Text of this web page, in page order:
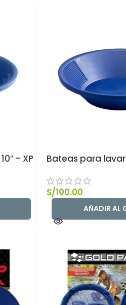
– XP Bateas para lavar
S/100.00
AÑADIR AL